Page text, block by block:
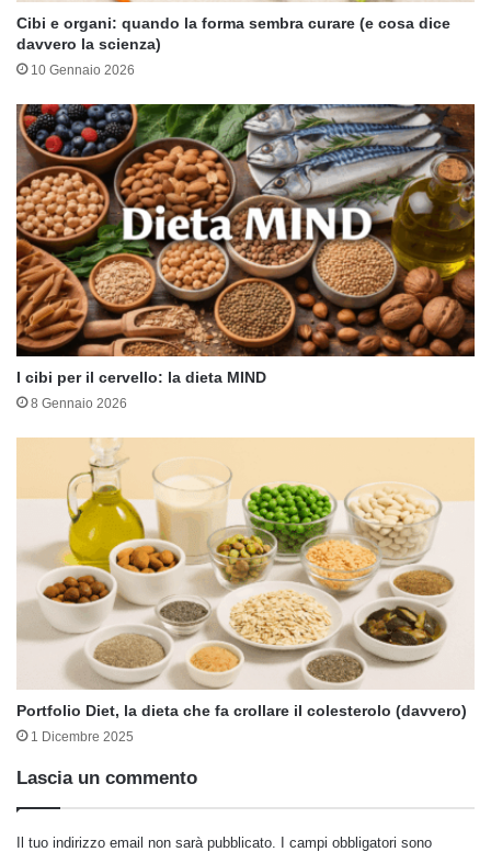
Cibi e organi: quando la forma sembra curare (e cosa dice
davvero la scienza)
10 Gennaio 2026
I cibi per il cervello: la dieta MIND
8 Gennaio 2026
Portfolio Diet, la dieta che fa crollare il colesterolo (davvero)
1 Dicembre 2025
Lascia un commento
Il tuo indirizzo email non sarà pubblicato.
I campi obbligatori sono